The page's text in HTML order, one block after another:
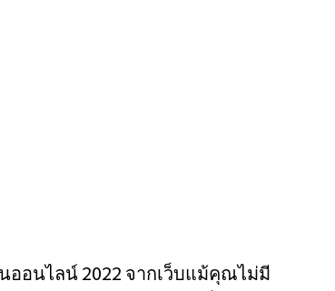
ออนไลน์ 2022 จากเว็บแม้คุณไม่มี